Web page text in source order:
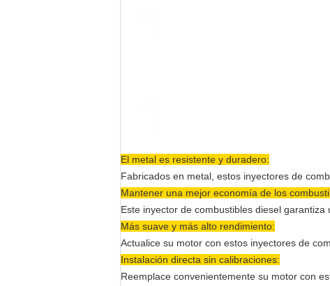
El metal es resistente y duradero:
Fabricados en metal, estos inyectores de
Mantener una mejor economía de los
Este inyector de combustibles diesel
Más suave y más alto rendimiento:
Actualice su motor con estos inyectores de
Instalación directa sin calibraciones:
Reemplace convenientemente su motor con